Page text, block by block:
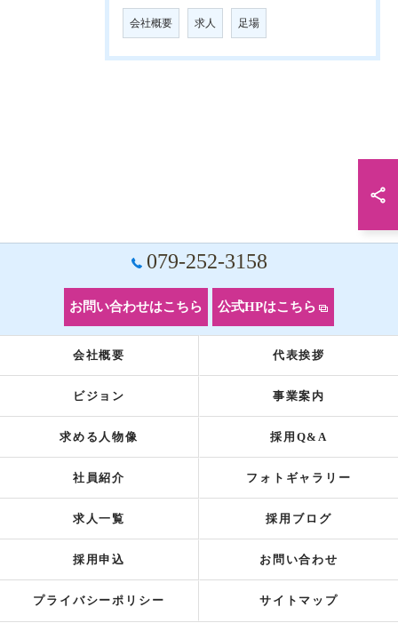
会社概要 求人 足場
079-252-3158
お問い合わせはこちら 公式HPはこちら
会社概要 代表挨拶
ビジョン 事業案内
求める人物像 採用Q&A
社員紹介 フォトギャラリー
求人一覧 採用ブログ
採用申込 お問い合わせ
プライバシーポリシー サイトマップ